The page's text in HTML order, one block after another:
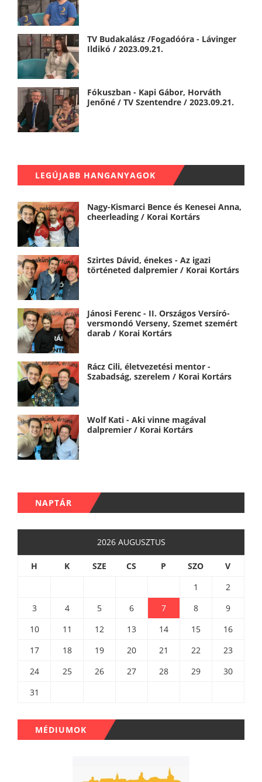
TV Budakalász /Fogadóóra - Lávinger
Ildikó / 2023.09.21.
Fókuszban - Kapi Gábor, Horváth
Jenőné / TV Szentendre / 2023.09.21.
LEGÚJABB HANGANYAGOK
Nagy-Kismarci Bence és Kenesei Anna,
cheerleading / Korai Kortárs
Szirtes Dávid, énekes - Az igazi
történeted dalpremier / Korai Kortárs
Jánosi Ferenc - II. Országos Versíró-
versmondó Verseny, Szemet szemért
darab / Korai Kortárs
Rácz Cili, életvezetési mentor -
Szabadság, szerelem / Korai Kortárs
Wolf Kati - Aki vinne magával
dalpremier / Korai Kortárs
NAPTÁR
2026 AUGUSZTUS
H K SZE CS P SZO
V
1
2
3
4 5 6 7 8
9
10
11 12 13 14 15
16
17
18 19 20 21 22
23
24
25 26 27 28 29
30
31
MÉDIUMOK